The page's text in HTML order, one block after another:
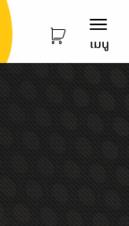
เมนู